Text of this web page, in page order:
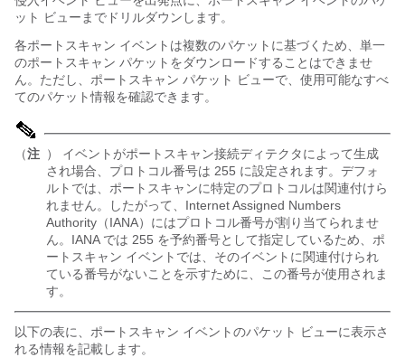
ット ビューまでドリルダウンします。
各ポートスキャン イベントは複数のパケットに基づくため、単一
のポートスキャン パケットをダウンロードすることはできませ
ん。ただし、ポートスキャン パケット ビューで、使用可能なすべ
てのパケット情報を確認できます。
（注 ） イベントがポートスキャン接続ディテクタによって生成
され場合、プロトコル番号は 255 に設定されます。デフォ
ルトでは、ポートスキャンに特定のプロトコルは関連付けら
れません。したがって、Internet Assigned Numbers
Authority（IANA）にはプロトコル番号が割り当てられませ
ん。IANA では 255 を予約番号として指定しているため、ポ
ートスキャン イベントでは、そのイベントに関連付けられ
ている番号がないことを示すために、この番号が使用されま
す。
以下の表に、ポートスキャン イベントのパケット ビューに表示さ
れる情報を記載します。